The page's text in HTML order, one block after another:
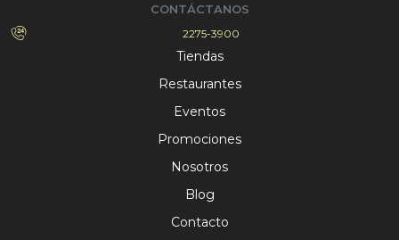
CONTÁCTANOS
2275-3900
Tiendas
Restaurantes
Eventos
Promociones
Nosotros
Blog
Contacto